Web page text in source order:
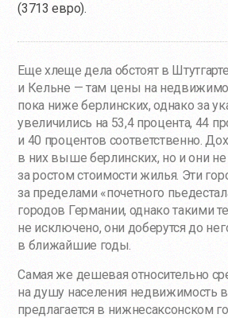
(3713 евро).
Еще хлеще дела обстоят в
и Кельне — там цены на
пока ниже берлинских, однако за
увеличились на 53,4 процента, 44
и 40 процентов соответственно.
в них выше берлинских, но и они
за ростом стоимости жилья. Эти
за пределами «почетного
городов Германии, однако такими
не исключено, они доберутся до
в ближайшие годы.
Самая же дешевая относительно
на душу населения недвижимость
предлагается в нижнесаксонском